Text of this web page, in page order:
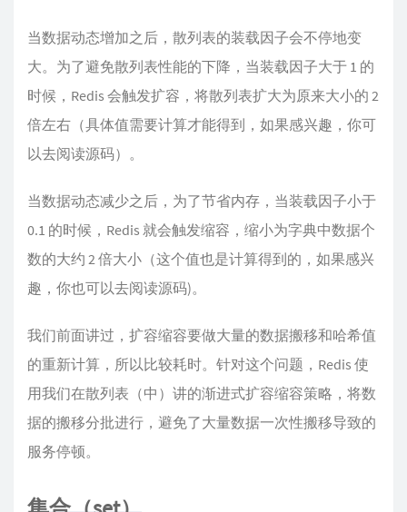
当数据动态增加之后，散列表的装载因子会不停地变
大。为了避免散列表性能的下降，当装载因子大于 1 的
时候，Redis 会触发扩容，将散列表扩大为原来大小的 2
倍左右（具体值需要计算才能得到，如果感兴趣，你可
以去阅读源码）。
当数据动态减少之后，为了节省内存，当装载因子小于
0.1 的时候，Redis 就会触发缩容，缩小为字典中数据个
数的大约 2 倍大小（这个值也是计算得到的，如果感兴
趣，你也可以去阅读源码)。
我们前面讲过，扩容缩容要做大量的数据搬移和哈希值
的重新计算，所以比较耗时。针对这个问题，Redis 使
用我们在散列表（中）讲的渐进式扩容缩容策略，将数
据的搬移分批进行，避免了大量数据一次性搬移导致的
服务停顿。